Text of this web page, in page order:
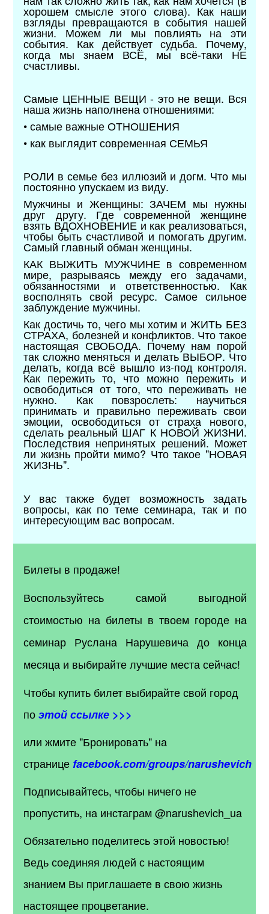
хорошем смысле этого слова). Как наши
взгляды превращаются в события нашей
жизни. Можем ли мы повлиять на эти
события. Как действует судьба. Почему,
когда мы знаем ВСЁ, мы всё-таки НЕ
счастливы.
Самые ЦЕННЫЕ ВЕЩИ - это не вещи. Вся
наша жизнь наполнена отношениями:
• самые важные ОТНОШЕНИЯ
• как выглядит современная СЕМЬЯ
РОЛИ в семье без иллюзий и догм. Что мы
постоянно упускаем из виду.
Мужчины и Женщины: ЗАЧЕМ мы нужны
друг другу. Где современной женщине
взять ВДОХНОВЕНИЕ и как реализоваться,
чтобы быть счастливой и помогать другим.
Самый главный обман женщины.
КАК ВЫЖИТЬ МУЖЧИНЕ в современном
мире, разрываясь между его задачами,
обязанностями и ответственностью. Как
восполнять свой ресурс. Самое сильное
заблуждение мужчины.
Как достичь то, чего мы хотим и ЖИТЬ БЕЗ
СТРАХА, болезней и конфликтов. Что такое
настоящая СВОБОДА. Почему нам порой
так сложно меняться и делать ВЫБОР. Что
делать, когда всё вышло из-под контроля.
Как пережить то, что можно пережить и
освободиться от того, что переживать не
нужно. Как повзрослеть: научиться
принимать и правильно переживать свои
эмоции, освободиться от страха нового,
сделать реальный ШАГ К НОВОЙ ЖИЗНИ.
Последствия непринятых решений. Может
ли жизнь пройти мимо? Что такое "НОВАЯ
ЖИЗНЬ".
У вас также будет возможность задать
вопросы, как по теме семинара, так и по
интересующим вас вопросам.
Билеты в продаже!
Воспользуйтесь самой выгодной
стоимостью на билеты в твоем городе на
семинар Руслана Нарушевича до конца
месяца и выбирайте лучшие места сейчас!
Чтобы купить билет выбирайте свой город
поэтой ссылке >>>
или жмите "Бронировать" на
странице facebook.com/groups/narushevich
Подписывайтесь, чтобы ничего не
пропустить, на инстаграм @narushevich_ua
Обязательно поделитесь этой новостью!
Ведь соединяя людей с настоящим
знанием Вы приглашаете в свою жизнь
настоящее процветание.